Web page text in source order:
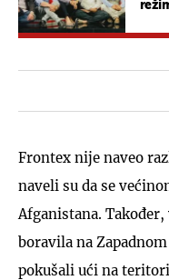
Frontex nije naveo
naveli su da se
Afganistana.
boravila na
pokušali ući na